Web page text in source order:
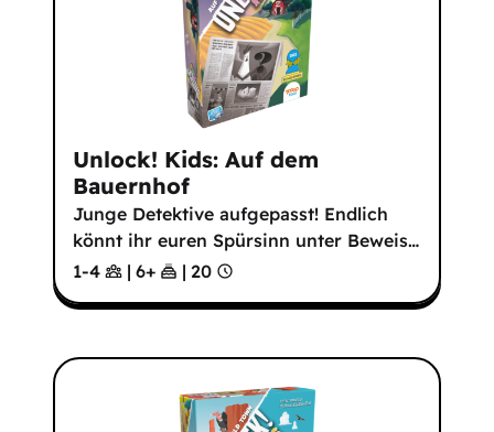
Unlock! Kids: Auf dem
Bauernhof
Junge Detektive aufgepasst! Endlich
könnt ihr euren Spürsinn unter Beweis…
1-4
| 6+ | 20